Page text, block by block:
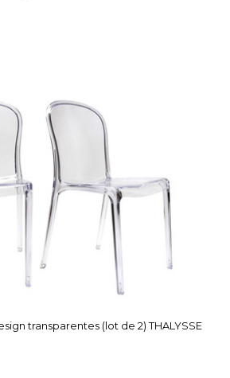
transparentes (lot de 2) THALYSSE